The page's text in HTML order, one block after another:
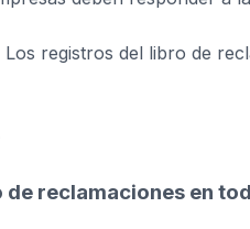
Los registros del libro de
reclamaciones en